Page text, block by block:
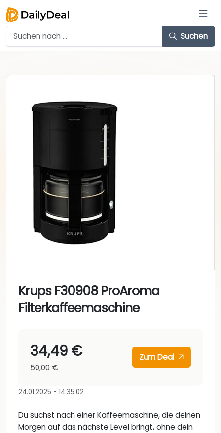
Suchen
Krups F30908 ProAroma
Filterkaffeemaschine
34,49 €
50,00 €
Zum Deal
24.01.2025 - 14:35:02
Du suchst nach einer Kaffeemaschine, die deinen
Morgen auf das nächste Level bringt, ohne dein